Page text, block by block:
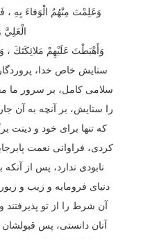
وَعَلِمْتَ مِنْهُمُ الْوَفاءَ بِهِ ،
الْعَلِيَّ
وَأَهْبَطْتَ عَلَيْهِمْ مَلائِكَتَكَ ،
ستایش خاص خدا،
سلامی کامل، بر سرور ما
را ستایش، بر آنچه به آن
‌که تنها برای خود و دینت
کردی، فراوانی نعمت
نابودی ندارد، پس از
دنیای فرومایه و زیب و
آن شرط را از تو پذیرفتند
آنان دانستی، پس